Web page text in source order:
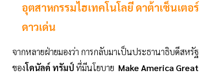
อุตสาหกรรมไฮเทคโนโลยี ดาต้าเซ็นเตอร์
ดาวเด่น
จากหลายฝ่ายมองว่า การกลับมาเป็นประธานาธิบดีสหรัฐ
ของโดนัลด์ ทรัมป์ ที่มีนโยบาย Make America Great